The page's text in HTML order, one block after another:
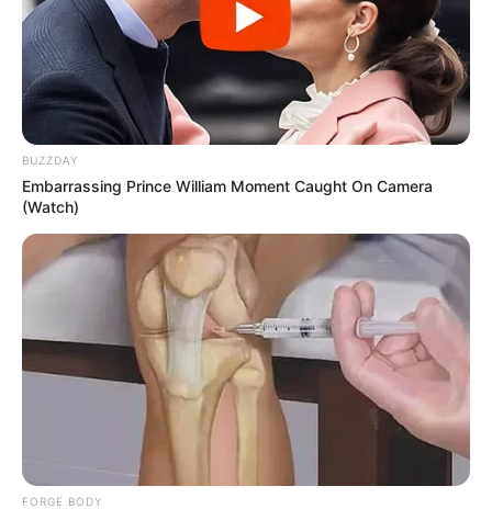
BUZZDAY
Embarrassing Prince William Moment Caught On Camera
(Watch)
FORGE BODY